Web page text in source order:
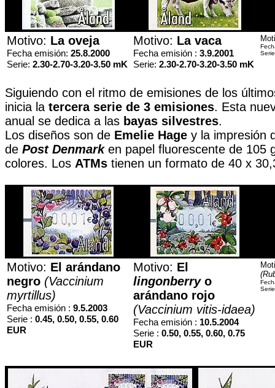
Motivo: La oveja
Fecha emisión: 25.8.2000
Serie: 2.30-2.70-3.20-3.50 mK
Motivo: La vaca
Fecha emisión : 3.9.2001
Serie: 2.30-2.70-3.20-3.50 mK
Siguiendo con el ritmo de emisiones de los
inicia la tercera serie de 3 emisiones. Esta
anual se dedica a las bayas silvestres.
Los diseños son de Emelie Hage y la impresión
de Post Denmarken papel fluorescente de 105
colores. Los ATMs tienen un formato de 40 x
Motivo: El arándano
negro (Vaccinium
myrtillus)
Fecha emisión : 9.5.2003
Serie : 0.45, 0.50, 0.55, 0.60
EUR
Motivo: El
lingonberryo
arándano rojo
(Vaccinium vitis-idaea)
Fecha emisión : 10.5.2004
Serie : 0.50, 0.55, 0.60, 0.75
EUR